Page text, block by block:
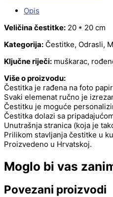
Opis
Veličina čestitke: 20 * 20 cm
Kategorija: Čestitke, Odrasli,
Ključne riječi: muškarac,
Više o proizvodu:
Čestitka je rađena na foto
Svaki elemenat ručno je
Čestitku je moguće
Čestitka dolazi sa
Unutrašnja stranica (koja je
Prilikom stavljanja čestitke u
Proizvedeno u Hrvatskoj.
Moglo bi vas
Povezani proizvodi